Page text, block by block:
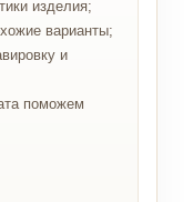
изделия;
варианты;
и
поможем